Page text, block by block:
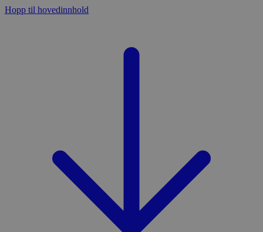
Hopp til hovedinnhold